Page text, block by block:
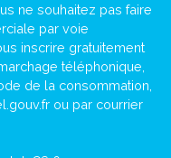
ne souhaitez pas faire
par voie
inscrire gratuitement
téléphonique,
de la consommation,
ou par courrier